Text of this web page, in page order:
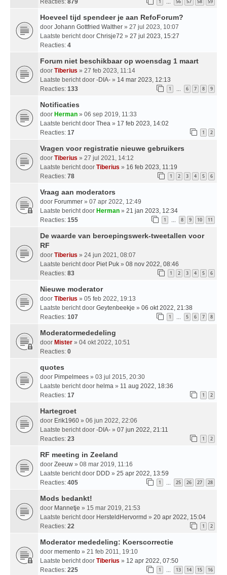
1 … 56 57 58 59
Hoeveel tijd spendeer je aan RefoForum?
door Johann Gottfried Walther » 27 jul 2023, 10:07
Laatste bericht door Chrisje72 » 27 jul 2023, 15:27
Reacties: 4
Forum niet beschikbaar op woensdag 1 maart
door Tiberius » 27 feb 2023, 11:14
Laatste bericht door -DIA- » 14 mar 2023, 12:13
Reacties: 133 1 … 6 7 8 9
Notificaties
door Herman » 06 sep 2019, 11:33
Laatste bericht door Thea » 17 feb 2023, 14:02
Reacties: 17 1 2
Vragen voor registratie nieuwe gebruikers
door Tiberius » 27 jul 2021, 14:12
Laatste bericht door Tiberius » 16 feb 2023, 11:19
Reacties: 78 1 2 3 4 5 6
Vraag aan moderators
door Forummer » 07 apr 2022, 12:49
Laatste bericht door Herman » 21 jan 2023, 12:34
Reacties: 155 1 … 8 9 10 11
De waarde van beroepingswerk-tweetallen voor
RF
door Tiberius » 24 jun 2021, 08:07
Laatste bericht door Piet Puk » 08 nov 2022, 08:46
Reacties: 83 1 2 3 4 5 6
Nieuwe moderator
door Tiberius » 05 feb 2022, 19:13
Laatste bericht door Geytenbeekje » 06 okt 2022, 21:38
Reacties: 107 1 … 5 6 7 8
Moderatormededeling
door Mister » 04 okt 2022, 10:51
Reacties: 0
quotes
door Pimpelmees » 03 jul 2015, 20:30
Laatste bericht door helma » 11 aug 2022, 18:36
Reacties: 17 1 2
Hartegroet
door Erik1960 » 06 jun 2022, 22:06
Laatste bericht door -DIA- » 07 jun 2022, 21:11
Reacties: 23 1 2
RF meeting in Zeeland
door Zeeuw » 08 mar 2019, 11:16
Laatste bericht door DDD » 25 apr 2022, 13:59
Reacties: 405 1 … 25 26 27 28
Mods bedankt!
door Mannetje » 15 mar 2019, 21:53
Laatste bericht door HersteldHervormd » 20 apr 2022, 15:04
Reacties: 22 1 2
Moderator mededeling: Koerscorrectie
door memento » 21 feb 2011, 19:10
Laatste bericht door Tiberius » 12 apr 2022, 07:50
Reacties: 225 1 … 13 14 15 16